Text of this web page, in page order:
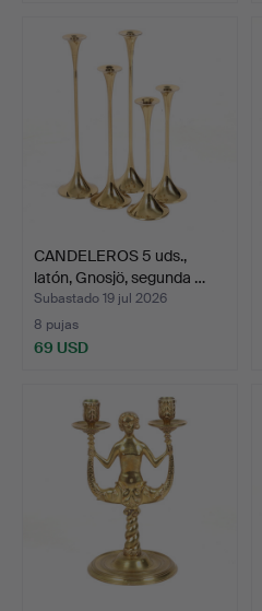
CANDELEROS 5 uds.,
latón, Gnosjö, segunda …
Subastado 19 jul 2026
8 pujas
69 USD